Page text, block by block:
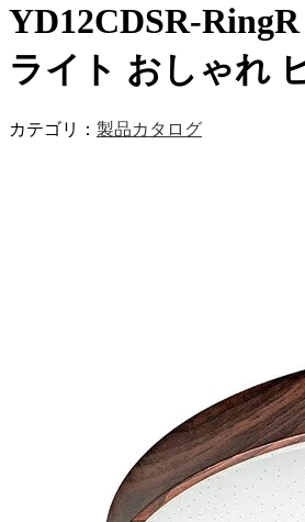
YD12CDSR-
ライト おしゃれ
カテゴリ： 製品カタログ